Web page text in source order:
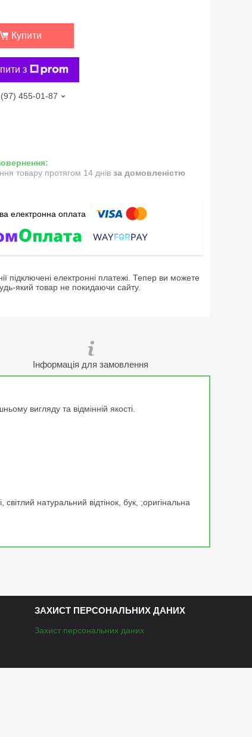
Купити
з
455-01-87
товару протягом 14 днів за домовленістю
підключені електронні платежі. Тепер ви можете
який товар не покидаючи сайту.
Інформація для замовлення
вигляду та відмінній якості.
натуральний відтінок, бук, ;оригінальна
ЗАХИСТ ПЕРСОНАЛЬНИХ ДАНИХ
Захист персональних даних